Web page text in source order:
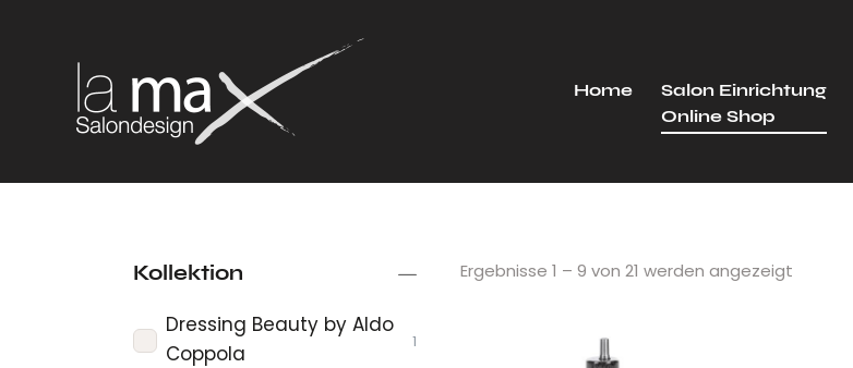
Home
Salon Einrichtung
Online Shop
Ergebnisse 1 – 9 von 21 werden angezeigt
Kollektion
Dressing Beauty by Aldo
Coppola
1